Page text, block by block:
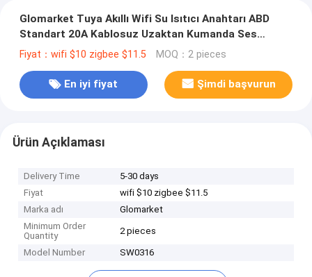
Glomarket Tuya Akıllı Wifi Su Isıtıcı Anahtarı ABD
Standart 20A Kablosuz Uzaktan Kumanda Ses
Zamanlayıcı Google Ev Alexa
Fiyat：wifi $10 zigbee $11.5 MOQ：2 pieces
En iyi fiyat Şimdi başvurun
Ürün Açıklaması
Delivery Time
5-30 days
Fiyat
wifi $10 zigbee $11.5
Marka adı
Glomarket
Minimum Order
Quantity
2 pieces
Model Number SW0316